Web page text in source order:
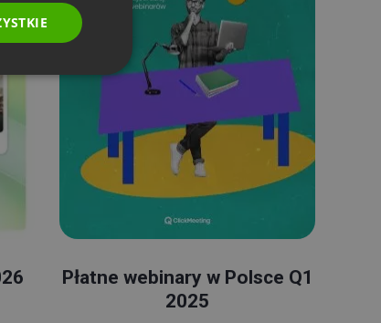
Płatne webinary w Polsce Q1
2025
RUSSIAN
SPANISH